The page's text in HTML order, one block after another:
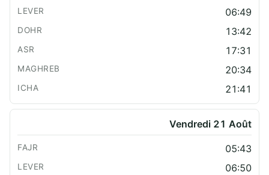
06:49
13:42
17:31
20:34
21:41
Vendredi 21 Août
05:43
06:50